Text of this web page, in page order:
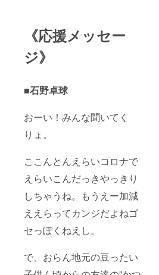
《応援メッセー
ジ》
■石野卓球
おーい！みんな聞いてく
りょ。
ここんとんえらいコロナで
えらいこんだっきやっきり
しちゃうね。もうえー加減
ええらってカンジだよねゴ
セっぽくねえし。
で、おらん地元の豆ったい